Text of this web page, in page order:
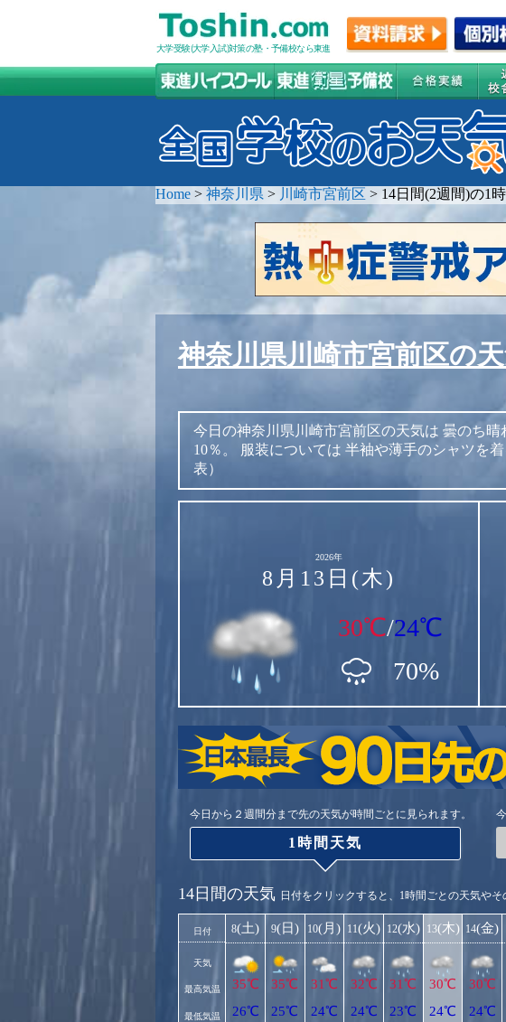
大学受験(大学入試)対策の塾・予備校なら東進
Home > 神奈川県 > 川崎市宮前区 > 14日間(2週間)の1
神奈川県川崎市宮前区の
今日の神奈川県川崎市宮前区の天気は 曇のち晴
10％。
服装については 半袖や薄手のシャツを
表）
2026年
8月13日(木)
30℃/24℃
70%
今日から２週間分まで先の天気が時間ごとに見られます。
1時間天気
14日間の天気 日付をクリックすると、1時間ごとの天気やそ
日付
天気
最高気温
最低気温
8(土)
35℃
26℃
9(日)
35℃
25℃
10(月)
31℃
24℃
11(火)
32℃
24℃
12(水)
31℃
23℃
13(木)
30℃
24℃
14(金)
30℃
24℃